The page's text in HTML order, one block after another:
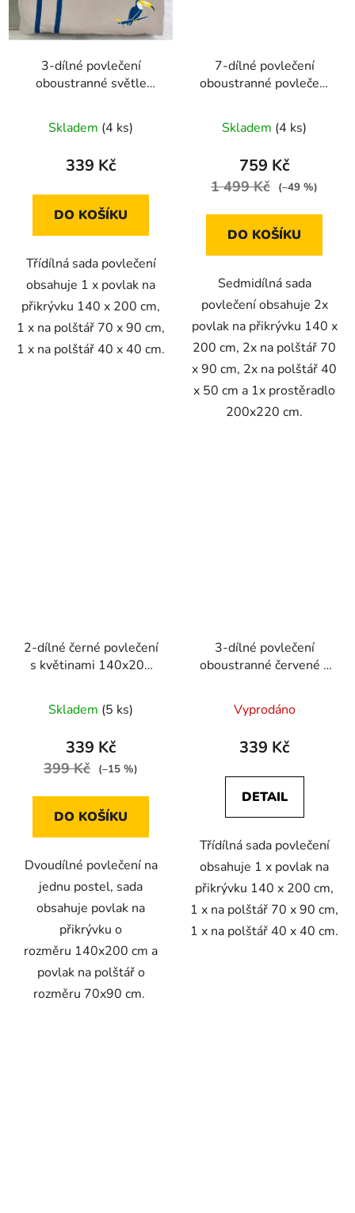
3-dílné povlečení
oboustranné světle
a ptáčkem
140X200+70X90+40X40
Skladem (4 ks)
339 Kč
DO KOŠÍKU
Třídílná sada povlečení
obsahuje 1 x povlak na
přikrývku 140 x 200 cm,
1 x na polštář 70 x 90 cm,
1 x na polštář 40 x 40 cm.
7-dílné povlečení
oboustranné povlečení
cm hnědá a bílá
Skladem (4 ks)
759 Kč
1 499 Kč (–49 %)
DO KOŠÍKU
Sedmidílná sada
povlečení obsahuje 2x
povlak na přikrývku 140 x
200 cm, 2x na polštář 70
x 90 cm, 2x na polštář 40
x 50 cm a 1x prostěradlo
200x220 cm.
2-dílné černé povlečení
s květinami 140x200
Skladem (5 ks)
339 Kč
399 Kč (–15 %)
DO KOŠÍKU
Dvoudílné povlečení na
jednu postel, sada
obsahuje povlak na
přikrývku o
rozměru 140x200 cm a
povlak na polštář o
rozměru 70x90 cm.
3-dílné povlečení
oboustranné červené s
pampeliškami
140X200+70X90+40X40
Vyprodáno
339 Kč
DETAIL
Třídílná sada povlečení
obsahuje 1 x povlak na
přikrývku 140 x 200 cm,
1 x na polštář 70 x 90 cm,
1 x na polštář 40 x 40 cm.